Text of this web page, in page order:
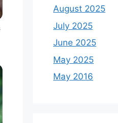
August 2025
July 2025
June 2025
May 2025
May 2016